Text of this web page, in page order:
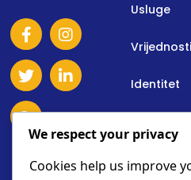
Usluge
Vrijednosti
Identitet
We respect your privacy
Cookies help us improve